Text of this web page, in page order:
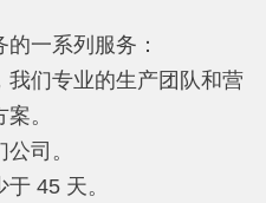
一系列服务：
我们专业的生产团队和营
。
司。
45 天。